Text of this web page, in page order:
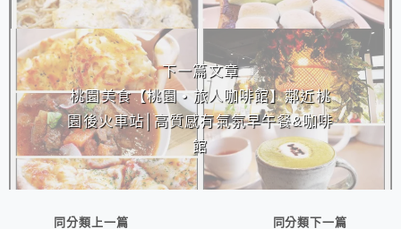
下一篇文章
桃園美食【桃園 • 旅人咖啡館】鄰近桃
園後火車站│高質感有氣氛早午餐&咖啡
館
同分類上一篇
同分類下一篇